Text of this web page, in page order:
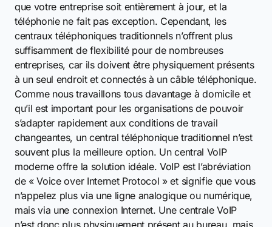
que votre entreprise soit entièrement à jour, et la
téléphonie ne fait pas exception. Cependant, les
centraux téléphoniques traditionnels n’offrent plus
suffisamment de flexibilité pour de nombreuses
entreprises, car ils doivent être physiquement présents
à un seul endroit et connectés à un câble téléphonique.
Comme nous travaillons tous davantage à domicile et
qu’il est important pour les organisations de pouvoir
s’adapter rapidement aux conditions de travail
changeantes, un central téléphonique traditionnel n’est
souvent plus la meilleure option. Un central VoIP
moderne offre la solution idéale. VoIP est l’abréviation
de « Voice over Internet Protocol » et signifie que vous
n’appelez plus via une ligne analogique ou numérique,
mais via une connexion Internet. Une centrale VoIP
n’est donc plus physiquement présent au bureau, mais